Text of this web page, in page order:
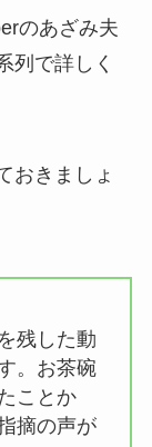
のあざみ夫
列で詳しく
おきましょ
残した動
。お茶碗
ことか
摘の声が